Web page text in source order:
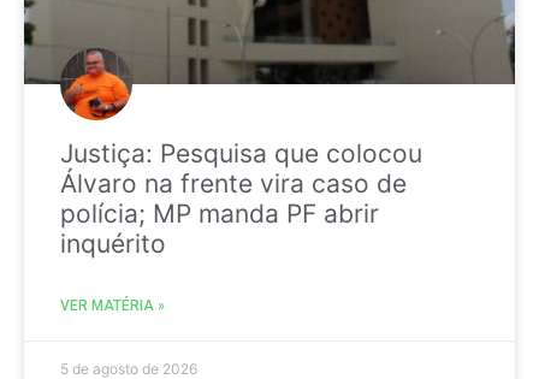
Justiça: Pesquisa que colocou
Álvaro na frente vira caso de
polícia; MP manda PF abrir
inquérito
VER MATÉRIA »
5 de agosto de 2026